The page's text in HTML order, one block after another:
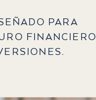
PARA
FINANCIERO